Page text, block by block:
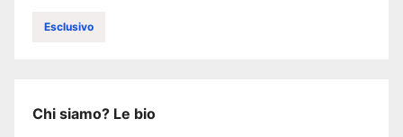
Esclusivo
Chi siamo? Le bio